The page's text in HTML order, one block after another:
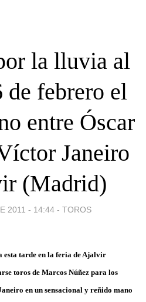
la lluvia al
de febrero el
entre Óscar
Janeiro
(Madrid)
2011 - 14:44 - TOROS
tarde en la feria de Ajalvir
toros de Marcos Núñez para los
en un sensacional y reñido mano